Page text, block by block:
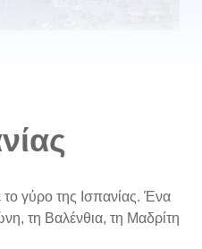
το γύρο της Ισπανίας. Ένα
τη Βαλένθια, τη Μαδρίτη